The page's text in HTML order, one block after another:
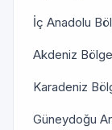
İç Anadolu
Akdeniz
Karadeniz
Güneydoğu